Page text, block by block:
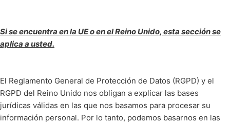
Si se encuentra en la UE o en el Reino Unido, esta sección se
aplica a usted.
El Reglamento General de Protección de Datos (RGPD) y el
RGPD del Reino Unido nos obligan a explicar las bases
jurídicas válidas en las que nos basamos para procesar su
información personal. Por lo tanto, podemos basarnos en las